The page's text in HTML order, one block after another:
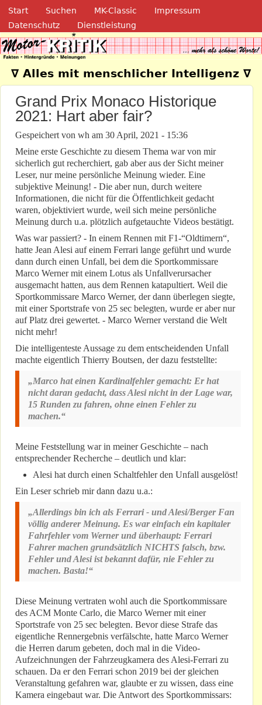
Direkt zum Inhalt
Navigation
Start Suchen MK-Classic
Impressum
Datenschutz
Dienstleistung
Motor-Kritik.de
∇ Alles mit menschlicher Intelligenz ∇
Grand Prix Monaco Historique
2021: Hart aber fair?
Gespeichert von wh am 30 April, 2021 - 15:36
Meine erste Geschichte zu diesem Thema war von mir
sicherlich gut recherchiert, gab aber aus der Sicht meiner
Leser, nur meine persönliche Meinung wieder. Eine
subjektive Meinung! - Die aber nun, durch weitere
Informationen, die nicht für die Öffentlichkeit gedacht
waren, objektiviert wurde, weil sich meine persönliche
Meinung durch u.a. plötzlich aufgetauchte Videos bestätigt.
Was war passiert? - In einem Rennen mit F1-“Oldtimern“,
hatte Jean Alesi auf einem Ferrari lange geführt und wurde
dann durch einen Unfall, bei dem die Sportkommissare
Marco Werner mit einem Lotus als Unfallverursacher
ausgemacht hatten, aus dem Rennen katapultiert. Weil die
Sportkommissare Marco Werner, der dann überlegen siegte,
mit einer Sportstrafe von 25 sec belegten, wurde er aber nur
auf Platz drei gewertet. - Marco Werner verstand die Welt
nicht mehr!
Die intelligenteste Aussage zu dem entscheidenden Unfall
machte eigentlich Thierry Boutsen, der dazu feststellte:
„Marco hat einen Kardinalfehler gemacht: Er hat
nicht daran gedacht, dass Alesi nicht in der Lage war,
15 Runden zu fahren, ohne einen Fehler zu
machen.“
Meine Feststellung war in meiner Geschichte – nach
entsprechender Recherche – deutlich und klar:
Alesi hat durch einen Schaltfehler den Unfall ausgelöst!
Ein Leser schrieb mir dann dazu u.a.:
„Allerdings bin ich als Ferrari - und Alesi/Berger Fan
völlig anderer Meinung. Es war einfach ein kapitaler
Fahrfehler vom Werner und überhaupt: Ferrari
Fahrer machen grundsätzlich NICHTS falsch, bzw.
Fehler und Alesi ist bekannt dafür, nie Fehler zu
machen. Basta!“
Diese Meinung vertraten wohl auch die Sportkommissare
des ACM Monte Carlo, die Marco Werner mit einer
Sportstrafe von 25 sec belegten. Bevor diese Strafe das
eigentliche Rennergebnis verfälschte, hatte Marco Werner
die Herren darum gebeten, doch mal in die Video-
Aufzeichnungen der Fahrzeugkamera des Alesi-Ferrari zu
schauen. Da er den Ferrari schon 2019 bei der gleichen
Veranstaltung gefahren war, glaubte er zu wissen, dass eine
Kamera eingebaut war. Die Antwort des Sportkommissars: